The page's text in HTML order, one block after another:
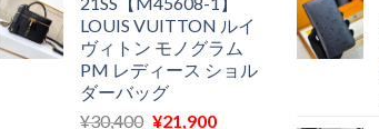
価
格
は
¥27,200
で
の
価
格
は
LOUIS VUITTON ルイ
ヴィトン モノグラム
PM レディース ショル
ダーバッグ
¥30,400 元
¥21,900現